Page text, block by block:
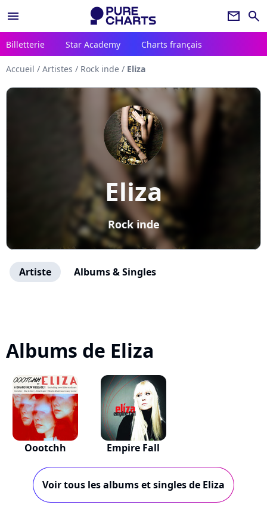
menu newsletter search
Billetterie Star Academy Charts français
Accueil / Artistes / Rock inde / Eliza
Eliza
Rock inde
Artiste Albums & Singles
Albums de Eliza
Oootchh Empire Fall
Voir tous les albums et singles de Eliza